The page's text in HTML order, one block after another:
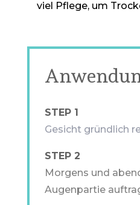
viel Pflege, um
STEP 1
Gesicht gründlich
STEP 2
Morgens und
Augenpartie